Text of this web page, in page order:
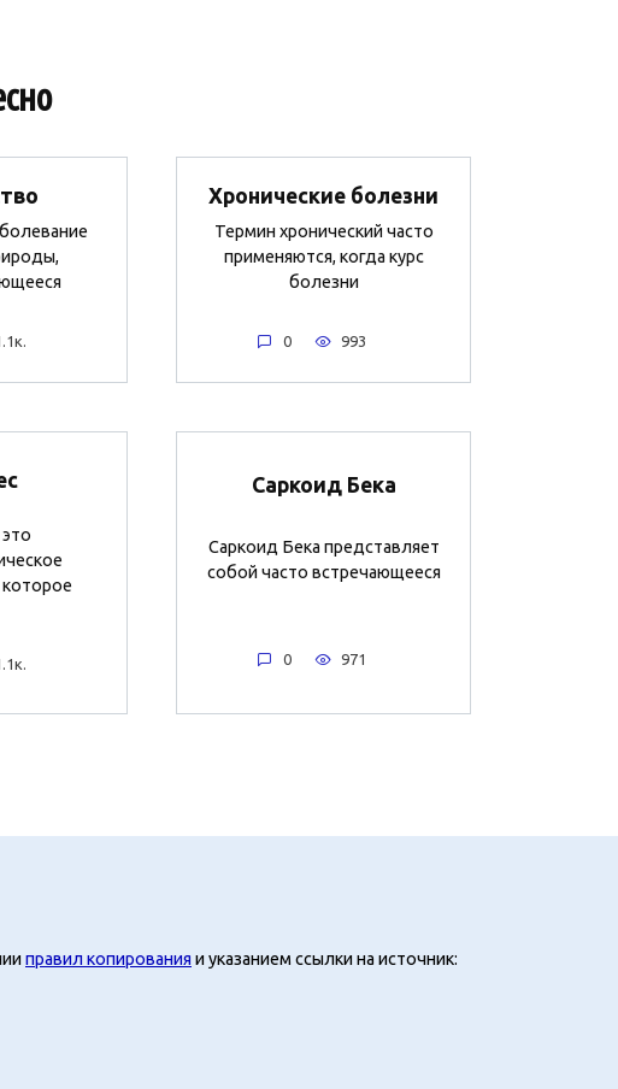
Хронические болезни
Термин хронический часто
применяются, когда курс
болезни
0 993
Саркоид Бека
Саркоид Бека представляет
собой часто встречающееся
0 971
правил копирования и указанием ссылки на источник: